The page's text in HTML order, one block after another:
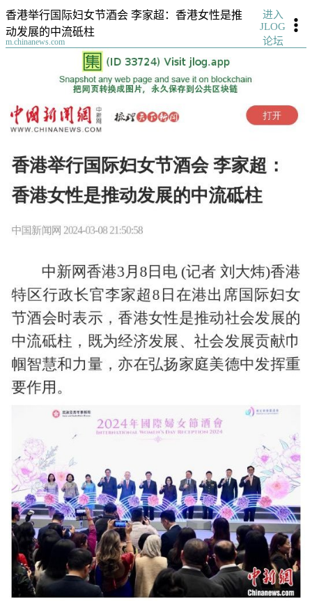
香港举行国际妇女节酒会 李家超：香港女性是推
动发展的中流砥柱
m.chinanews.com
进入
JLOG
论坛